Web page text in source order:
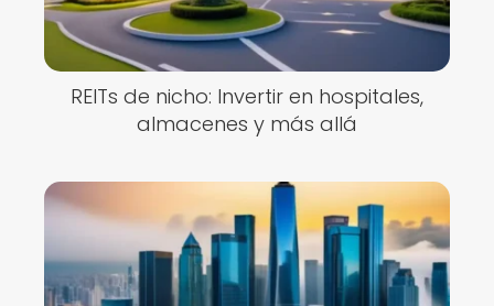
REITs de nicho: Invertir en hospitales,
almacenes y más allá